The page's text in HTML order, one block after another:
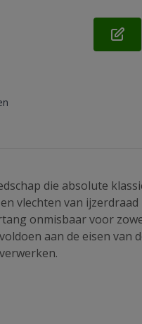
die absolute
vlechten van
onmisbaar voor
aan de eisen